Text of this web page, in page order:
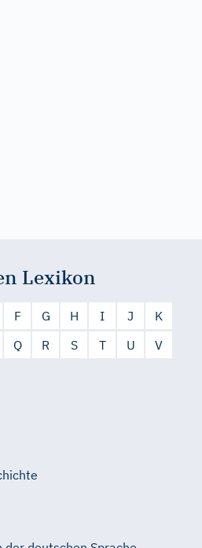
Lexikon
F G H I J
K
Q R S T U
V